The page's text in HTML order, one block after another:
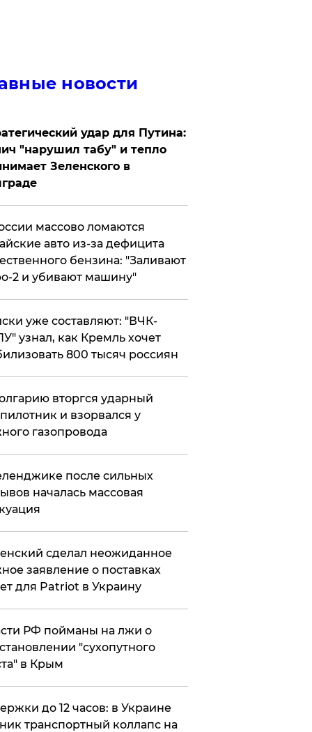
новости
удар для Путина:
"нарушил табу" и тепло
Зеленского в
массово ломаются
авто из-за дефицита
бензина: "Заливают
2 и убивают машину"
уже составляют: "ВЧК-
узнал, как Кремль хочет
800 тысяч россиян
вторгся ударный
и взорвался у
газопровода
после сильных
началась массовая
сделал неожиданное
заявление о поставках
для Patriot в Украину
РФ пойманы на лжи о
"сухопутного
в Крым
до 12 часов: в Украине
транспортный коллапс на